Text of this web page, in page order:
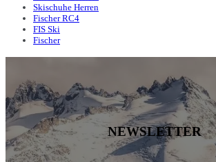
Skischuhe Herren
Fischer RC4
FIS Ski
Fischer
NEWSLETTER